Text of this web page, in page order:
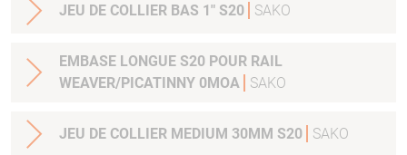
JEU DE COLLIER BAS 1" S20 SAKO
EMBASE LONGUE S20 POUR RAIL
WEAVER/PICATINNY 0MOA
SAKO
JEU DE COLLIER MEDIUM 30MM S20 SAKO